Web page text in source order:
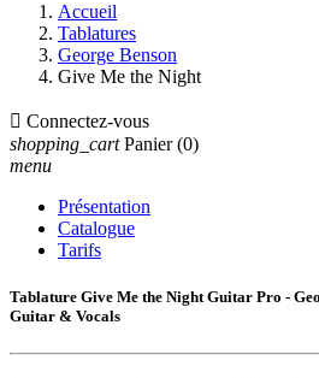
Accueil
Tablatures
George Benson
Give Me the Night
 Connectez-vous
shopping_cart Panier (0)
menu
Présentation
Catalogue
Tarifs
Tablature Give Me the Night Guitar Pro -
Guitar & Vocals